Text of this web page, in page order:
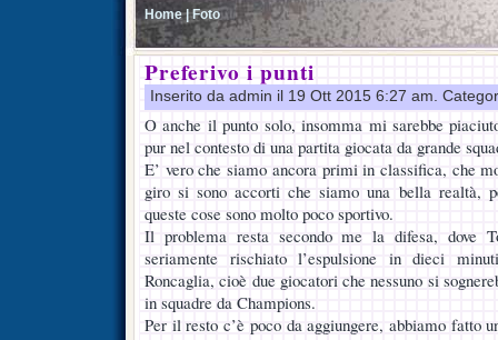
Home | Foto
Preferivo i punti
Inserito da admin il 19 Ott 2015 6:27 am.
O anche il punto solo, insomma mi sarebbe
pur nel contesto di una partita giocata da grande
E’ vero che siamo ancora primi in classifica, che
giro si sono accorti che siamo una bella realtà,
queste cose sono molto poco sportivo.
Il problema resta secondo me la difesa, dove
seriamente rischiato l’espulsione in dieci
Roncaglia, cioè due giocatori che nessuno si
in squadre da Champions.
Per il resto c’è poco da aggiungere, abbiamo fatto